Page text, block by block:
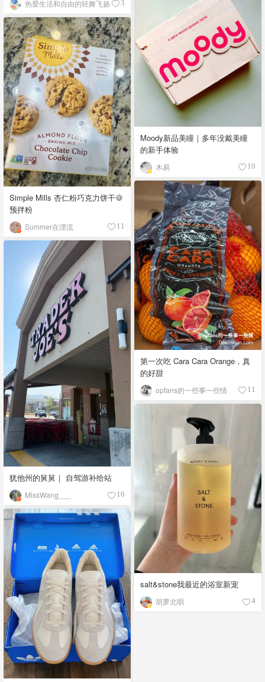
热爱生活和自由的轻舞飞扬 3
Moody新品美瞳｜多年没戴美瞳
的新手体验
木易 10
Simple Mills 杏仁粉巧克力饼干🍪
预拌粉
Summer在漂流 11
第一次吃 Cara Cara Orange，真
的好甜
opfans的一些事一些情 11
犹他州的舅舅｜ 自驾游补给站
MissWang___ 10
salt&stone我最近的浴室新宠
胡萝北唄 4